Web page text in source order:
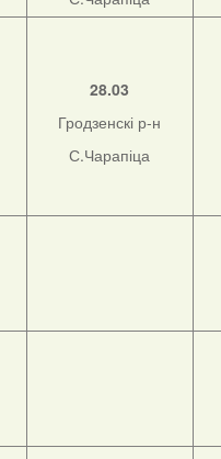
28.03
Гродзенскі р-н
С.Чарапіца